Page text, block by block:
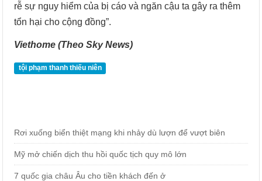
rễ sự nguy hiểm của bị cáo và ngăn cậu ta gây ra thêm
tổn hại cho cộng đồng”.
Viethome (Theo Sky News)
tội phạm thanh thiếu niên
Rơi xuống biển thiệt mạng khi nhảy dù lượn để vượt biên
Mỹ mở chiến dịch thu hồi quốc tịch quy mô lớn
7 quốc gia châu Âu cho tiền khách đến ở